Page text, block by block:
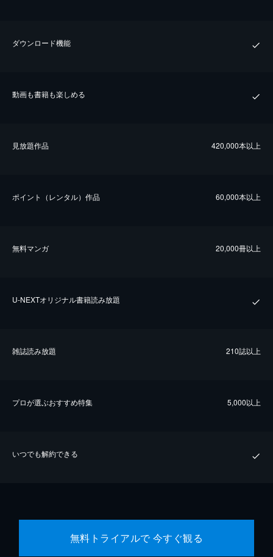
ダウンロード機能
動画も書籍も楽しめる
⾒放題作品 420,000本以上
ポイント（レンタル）作品 60,000本以上
無料マンガ 20,000冊以上
U-NEXTオリジナル書籍読み放題
雑誌読み放題 210誌以上
プロが選ぶおすすめ特集 5,000以上
いつでも解約できる
無料トライアルで 今すぐ観る